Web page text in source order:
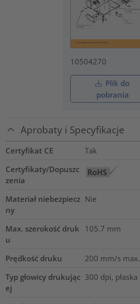
10504270
Plik do
pobrania
Aprobaty i Specyfikacje
Certyfikat CE
Tak
Certyfikaty/Dopuszc
zenia
Materiał niebezpiecz
ny
Nie
Max. szerokość druk
u
105.7 mm
Prędkość druku
200 mm/s max.
Typ głowicy drukując
ej
300 dpi, płaska